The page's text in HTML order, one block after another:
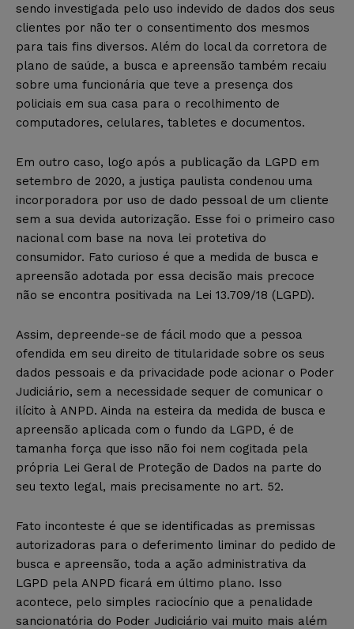
sendo investigada pelo uso indevido de dados dos seus
clientes por não ter o consentimento dos mesmos
para tais fins diversos. Além do local da corretora de
plano de saúde, a busca e apreensão também recaiu
sobre uma funcionária que teve a presença dos
policiais em sua casa para o recolhimento de
computadores, celulares, tabletes e documentos.
Em outro caso, logo após a publicação da LGPD em
setembro de 2020, a justiça paulista condenou uma
incorporadora por uso de dado pessoal de um cliente
sem a sua devida autorização. Esse foi o primeiro caso
nacional com base na nova lei protetiva do
consumidor. Fato curioso é que a medida de busca e
apreensão adotada por essa decisão mais precoce
não se encontra positivada na Lei 13.709/18 (LGPD).
Assim, depreende-se de fácil modo que a pessoa
ofendida em seu direito de titularidade sobre os seus
dados pessoais e da privacidade pode acionar o Poder
Judiciário, sem a necessidade sequer de comunicar o
ilícito à ANPD. Ainda na esteira da medida de busca e
apreensão aplicada com o fundo da LGPD, é de
tamanha força que isso não foi nem cogitada pela
própria Lei Geral de Proteção de Dados na parte do
seu texto legal, mais precisamente no art. 52.
Fato inconteste é que se identificadas as premissas
autorizadoras para o deferimento liminar do pedido de
busca e apreensão, toda a ação administrativa da
LGPD pela ANPD ficará em último plano. Isso
acontece, pelo simples raciocínio que a penalidade
sancionatória do Poder Judiciário vai muito mais além